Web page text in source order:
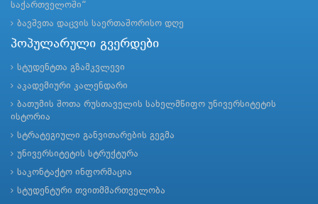
საქართველოში“
ბავშვთა დაცვის საერთაშორისო დღე
პოპულარული გვერდები
სტუდენტთა გზამკვლევი
აკადემიური კალენდარი
ბათუმის შოთა რუსთაველის სახელმწიფო უნივერსიტეტის
ისტორია
სტრატეგიული განვითარების გეგმა
უნივერსიტეტის სტრუქტურა
საკონტაქტო ინფორმაცია
სტუდენტური თვითმმართველობა